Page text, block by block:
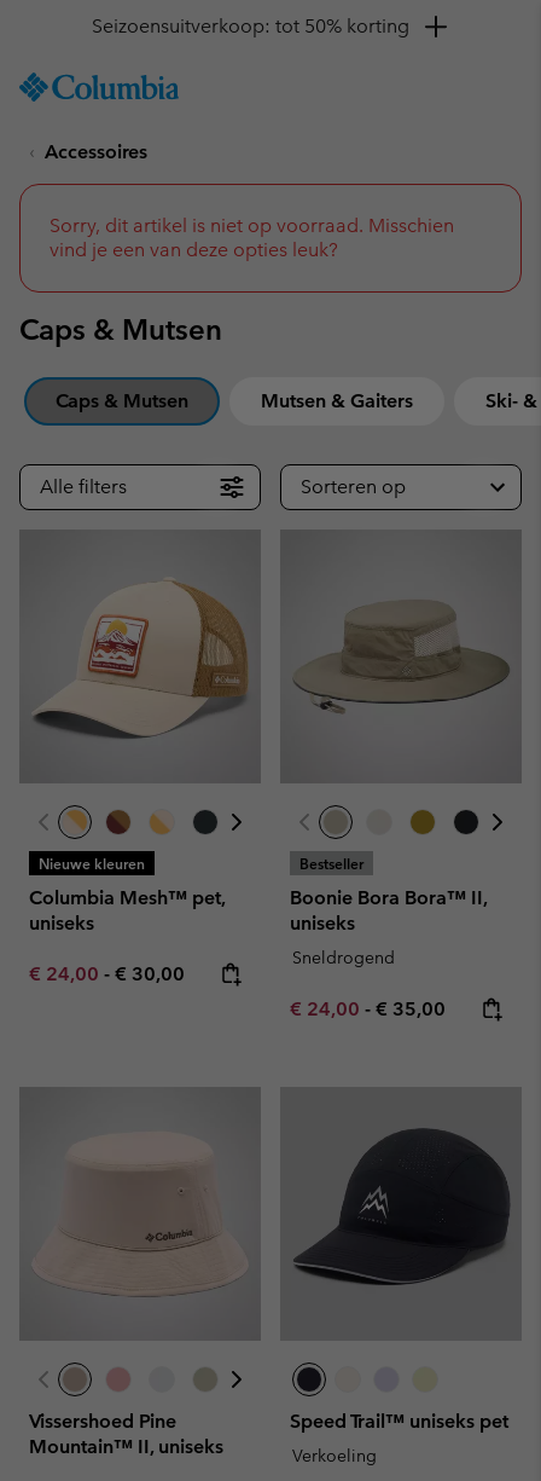
TO
SKIP
NAV
TO
SEARCH
Krijg 10% korting
Accessoires
Sorry, dit artikel is niet op voorraad. Misschien
vind je een van deze opties leuk?
Caps & Mutsen
Caps & Mutsen Mutsen & Gaiters Ski-
Alle filters Sorteren op
Nieuwe kleuren
Columbia Mesh™ pet,
uniseks
Minimum sale price:
€ 24,00 - Maximum price:
€ 30,00
Bestseller
Boonie Bora Bora™ II,
uniseks
Sneldrogend
Minimum sale price:
€ 24,00 - Maximum price:
€ 35,00
Vissershoed Pine
Mountain™ II, uniseks
Speed Trail™ uniseks pet
Verkoeling